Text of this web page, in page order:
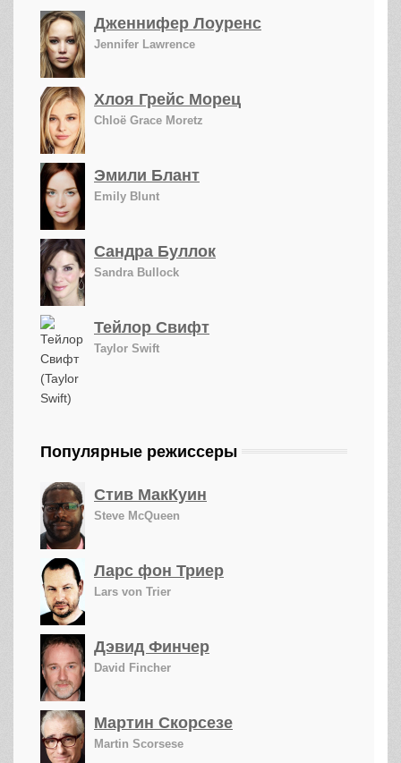
Дженнифер Лоуренс
Jennifer Lawrence
Хлоя Грейс Морец
Chloë Grace Moretz
Эмили Блант
Emily Blunt
Сандра Буллок
Sandra Bullock
Тейлор Свифт
Taylor Swift
Популярные режиссеры
Стив МакКуин
Steve McQueen
Ларс фон Триер
Lars von Trier
Дэвид Финчер
David Fincher
Мартин Скорсезе
Martin Scorsese